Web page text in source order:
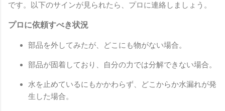
です。以下のサインが見られたら、プロに連絡しましょう。
プロに依頼すべき状況
部品を外してみたが、どこにも物がない場合。
部品が固着しており、自分の力では分解できない場合。
水を止めているにもかかわらず、どこからか水漏れが発
生した場合。